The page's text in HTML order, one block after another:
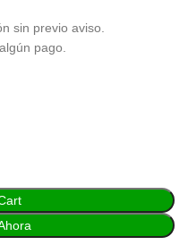
sin previo aviso.
pago.